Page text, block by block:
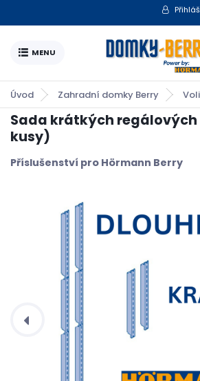
Úvod Zahradní domky Berry
Sada krátkých regálových
kusy)
Příslušenství pro Hörmann Berry